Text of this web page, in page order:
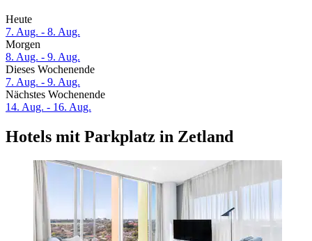
Heute
7. Aug. - 8. Aug.
Morgen
8. Aug. - 9. Aug.
Dieses Wochenende
7. Aug. - 9. Aug.
Nächstes Wochenende
14. Aug. - 16. Aug.
Hotels mit Parkplatz in Zetland